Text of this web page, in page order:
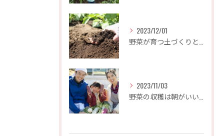
2023/12/01
2023/11/03